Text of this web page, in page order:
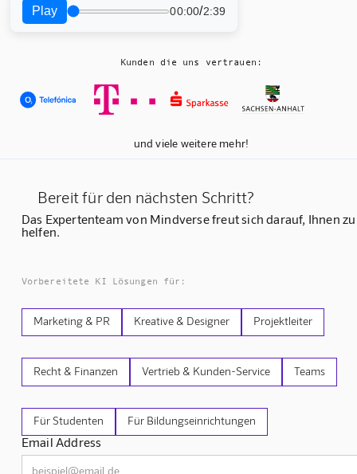
Play 00:00/2:39
Kunden die uns vertrauen:
und viele weitere mehr!
Bereit für den nächsten Schritt?
Das Expertenteam von Mindverse freut sich darauf, Ihnen zu
helfen.
Vorbereitete KI Lösungen für:
Marketing & PR Kreative & Designer Projektleiter
Recht & Finanzen Vertrieb & Kunden-Service Teams
Für Studenten Für Bildungseinrichtungen
Email Address